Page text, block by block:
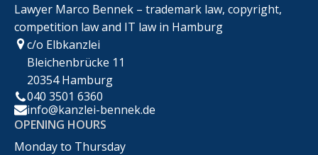
Lawyer Marco Bennek – trademark law, copyright,
competition law and IT law in Hamburg
c/o Elbkanzlei
Bleichenbrücke 11
20354 Hamburg
040 3501 6360
info@kanzlei-bennek.de
OPENING HOURS
Monday to Thursday